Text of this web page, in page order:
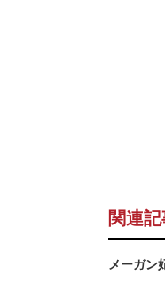
関連
メーガン